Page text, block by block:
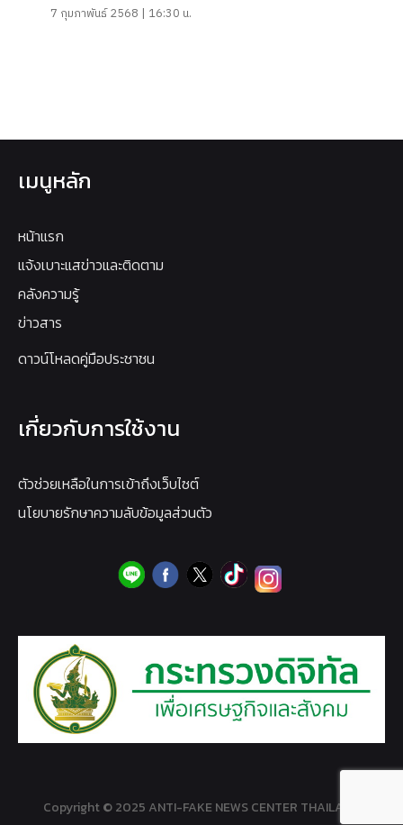
7 กุมภาพันธ์ 2568 | 16:30 น.
เมนูหลัก
หน้าแรก
แจ้งเบาะแสข่าวและติดตาม
คลังความรู้
ข่าวสาร
ดาวน์โหลดคู่มือประชาชน
เกี่ยวกับการใช้งาน
ตัวช่วยเหลือในการเข้าถึงเว็บไซต์
นโยบายรักษาความลับข้อมูลส่วนตัว
Copyright © 2025 ANTI-FAKE NEWS CENTER THAILAND